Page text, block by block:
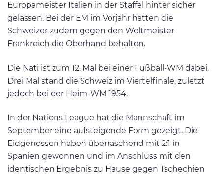
Europameister Italien in der Staffel hinter sicher
gelassen. Bei der EM im Vorjahr hatten die
Schweizer zudem gegen den Weltmeister
Frankreich die Oberhand behalten.
Die Nati ist zum 12. Mal bei einer Fußball-WM dabei.
Drei Mal stand die Schweiz im Viertelfinale, zuletzt
jedoch bei der Heim-WM 1954.
In der Nations League hat die Mannschaft im
September eine aufsteigende Form gezeigt. Die
Eidgenossen haben überraschend mit 2:1 in
Spanien gewonnen und im Anschluss mit den
identischen Ergebnis zu Hause gegen Tschechien